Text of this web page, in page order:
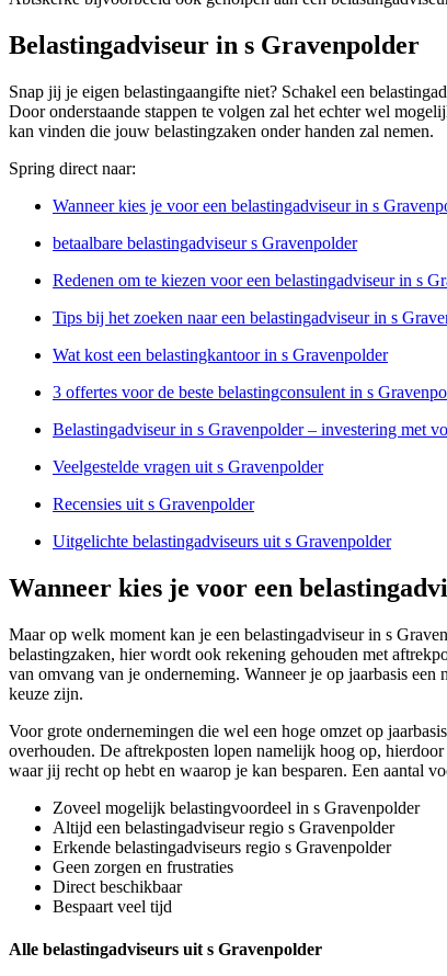
Belastingadviseur in s Gravenpolder
Snap jij je eigen belastingaangifte niet? Schakel een
Door onderstaande stappen te volgen zal het echter wel
kan vinden die jouw belastingzaken onder handen zal nemen.
Spring direct naar:
Wanneer kies je voor een belastingadviseur in s
betaalbare belastingadviseur s Gravenpolder
Redenen om te kiezen voor een belastingadviseur in s
Tips bij het zoeken naar een belastingadviseur in s
Wat kost een belastingkantoor in s Gravenpolder
3 offertes voor de beste belastingconsulent in s
Belastingadviseur in s Gravenpolder – investering met
Veelgestelde vragen uit s Gravenpolder
Recensies uit s Gravenpolder
Uitgelichte belastingadviseurs uit s Gravenpolder
Wanneer kies je voor een
Maar op welk moment kan je een belastingadviseur in s
belastingzaken, hier wordt ook rekening gehouden met
van omvang van je onderneming. Wanneer je op jaarbasis
keuze zijn.
Voor grote ondernemingen die wel een hoge omzet op
overhouden. De aftrekposten lopen namelijk hoog op,
waar jij recht op hebt en waarop je kan besparen. Een aantal
Zoveel mogelijk belastingvoordeel in s Gravenpolder
Altijd een belastingadviseur regio s Gravenpolder
Erkende belastingadviseurs regio s Gravenpolder
Geen zorgen en frustraties
Direct beschikbaar
Bespaart veel tijd
Alle belastingadviseurs uit s Gravenpolder